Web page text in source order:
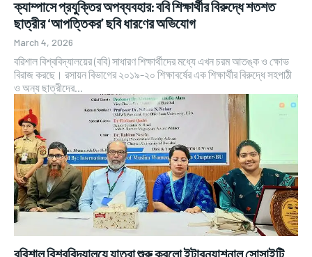
ক্যাম্পাসে প্রযুক্তির অপব্যবহার: ববি শিক্ষার্থীর বিরুদ্ধে শতশত
ছাত্রীর ‘আপত্তিকর’ ছবি ধারণের অভিযোগ
March 4, 2026
বরিশাল বিশ্ববিদ্যালয়ের (ববি) সাধারণ শিক্ষার্থীদের মধ্যে এখন চরম আতঙ্ক ও ক্ষোভ
বিরাজ করছে। রসায়ন বিভাগের ২০১৯-২০ শিক্ষাবর্ষের এক শিক্ষার্থীর বিরুদ্ধে সহপাঠী
ও অন্য ছাত্রীদের...
বরিশাল বিশ্ববিদ্যালয়ে যাত্রা শুরু করলো ইন্টারন্যাশনাল সোসাইটি